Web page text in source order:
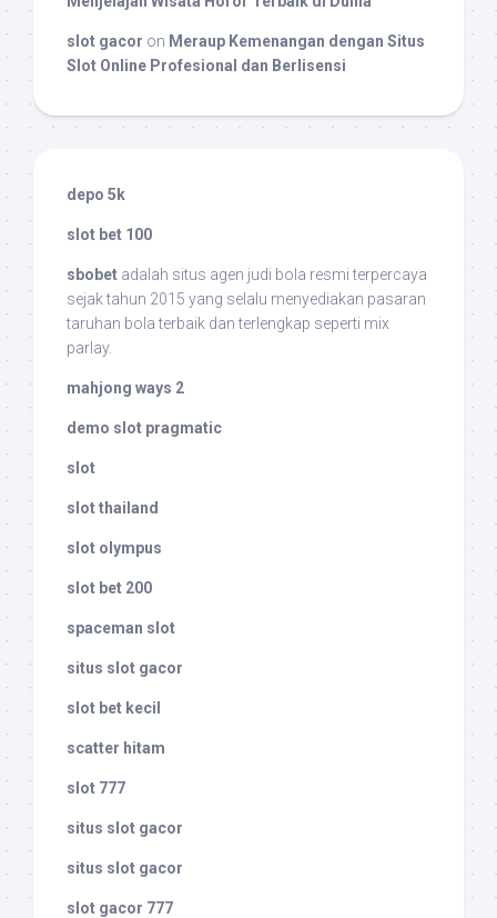
slot gacor on Meraup Kemenangan dengan Situs
Slot Online Profesional dan Berlisensi
depo 5k
slot bet 100
sbobet adalah situs agen judi bola resmi terpercaya
sejak tahun 2015 yang selalu menyediakan pasaran
taruhan bola terbaik dan terlengkap seperti mix
parlay.
mahjong ways 2
demo slot pragmatic
slot
slot thailand
slot olympus
slot bet 200
spaceman slot
situs slot gacor
slot bet kecil
scatter hitam
slot 777
situs slot gacor
situs slot gacor
slot gacor 777